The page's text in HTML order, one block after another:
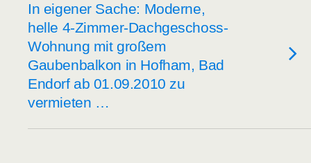
In eigener Sache: Moderne,
helle 4-Zimmer-Dachgeschoss-
Wohnung mit großem
Gaubenbalkon in Hofham, Bad
Endorf ab 01.09.2010 zu
vermieten …